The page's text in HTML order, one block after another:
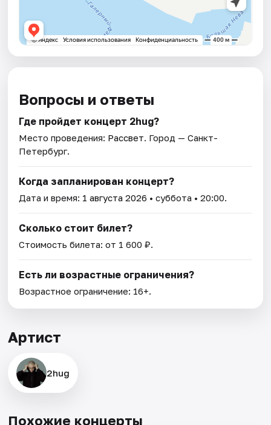
Вопросы и ответы
Где пройдет концерт 2hug?
Место проведения: Рассвет . Город — Санкт-
Петербург.
Когда запланирован концерт?
Дата и время: 1 августа 2026 • суббота • 20:00.
Сколько стоит билет?
Стоимость билета: от 1 600 ₽.
Есть ли возрастные ограничения?
Возрастное ограничение: 16+.
Артист
2hug
Похожие концерты